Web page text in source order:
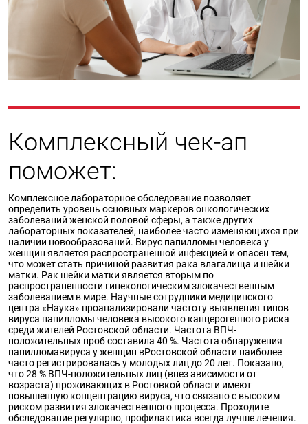
Комплексный чек-ап
поможет:
Комплексное лабораторное обследование позволяет
определить уровень основных маркеров онкологических
заболеваний женской половой сферы, а также других
лабораторных показателей, наиболее часто изменяющихся при
наличии новообразований. Вирус папилломы человека у
женщин является распространенной инфекцией и опасен тем,
что может стать причиной развития рака влагалища и шейки
матки. Рак шейки матки является вторым по
распространенности гинекологическим злокачественным
заболеванием в мире. Научные сотрудники медицинского
центра «Наука» проанализировали частоту выявления типов
вируса папилломы человека высокого канцерогенного риска
среди жителей Ростовской области. Частота ВПЧ-
положительных проб составила 40 %. Частота обнаружения
папилломавируса у женщин вРостовской области наиболее
часто регистрировалась у молодых лиц до 20 лет. Показано,
что 28 % ВПЧ-положительных лиц (внез ависимости от
возраста) проживающих в Ростовкой области имеют
повышенную концентрацию вируса, что связано с высоким
риском развития злокачественного процесса. Проходите
обследование регулярно, профилактика всегда лучше лечения.